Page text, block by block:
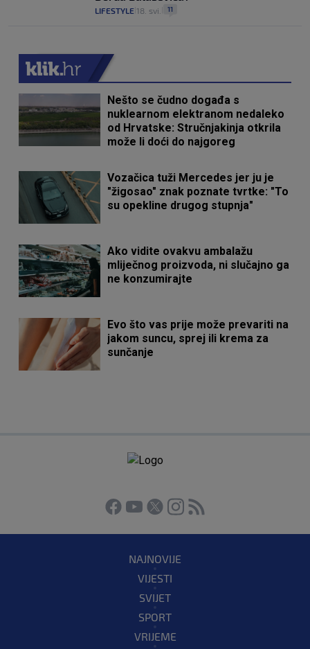
LIFESTYLE 18. svi. 11
Nešto se čudno događa s
nuklearnom elektranom nedaleko
od Hrvatske: Stručnjakinja otkrila
može li doći do najgoreg
Vozačica tuži Mercedes jer ju je
"žigosao" znak poznate tvrtke: "To
su opekline drugog stupnja"
Ako vidite ovakvu ambalažu
mliječnog proizvoda, ni slučajno ga
ne konzumirajte
Evo što vas prije može prevariti na
jakom suncu, sprej ili krema za
sunčanje
NAJNOVIJE
VIJESTI
SVIJET
SPORT
VRIJEME